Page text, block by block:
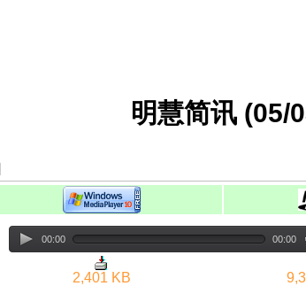
明慧简讯 (05/
00:00 00:00
2,401 KB